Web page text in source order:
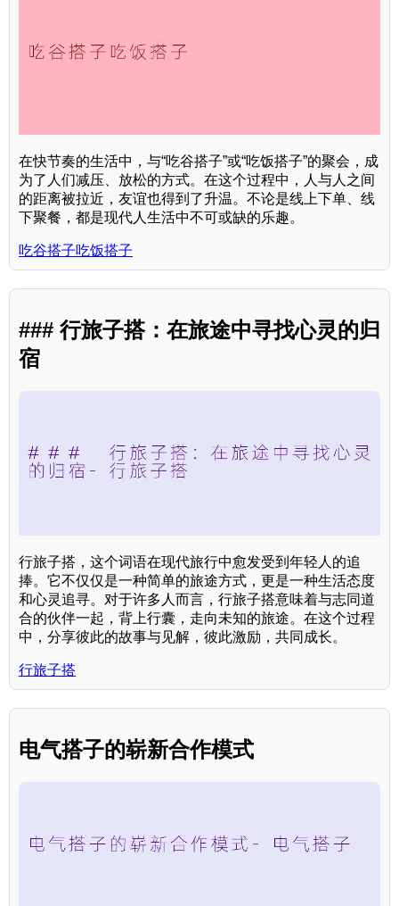
在快节奏的生活中，与“吃谷搭子”或“吃饭搭子”的聚会，成
为了人们减压、放松的方式。在这个过程中，人与人之间
的距离被拉近，友谊也得到了升温。不论是线上下单、线
下聚餐，都是现代人生活中不可或缺的乐趣。
吃谷搭子吃饭搭子
### 行旅子搭：在旅途中寻找心灵的归
宿
行旅子搭，这个词语在现代旅行中愈发受到年轻人的追
捧。它不仅仅是一种简单的旅途方式，更是一种生活态度
和心灵追寻。对于许多人而言，行旅子搭意味着与志同道
合的伙伴一起，背上行囊，走向未知的旅途。在这个过程
中，分享彼此的故事与见解，彼此激励，共同成长。
行旅子搭
电气搭子的崭新合作模式